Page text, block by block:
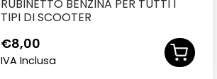
RUBINETTO BENZINA PER TUTTI I
TIPI DI SCOOTER
€8,00
IVA Inclusa